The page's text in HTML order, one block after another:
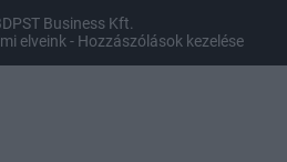
Business Kft.
elveink - Hozzászólások kezelése